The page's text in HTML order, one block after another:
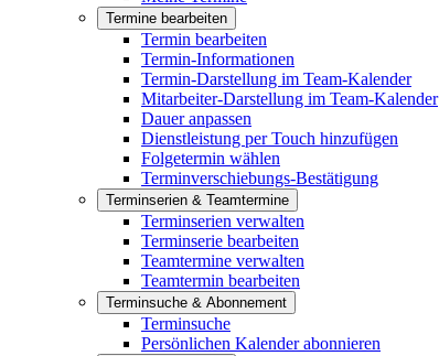
Termine bearbeiten
Termin bearbeiten
Termin-Informationen
Termin-Darstellung im Team-Kalender
Mitarbeiter-Darstellung im Team-Kalender
Dauer anpassen
Dienstleistung per Touch hinzufügen
Folgetermin wählen
Terminverschiebungs-Bestätigung
Terminserien & Teamtermine
Terminserien verwalten
Terminserie bearbeiten
Teamtermine verwalten
Teamtermin bearbeiten
Terminsuche & Abonnement
Terminsuche
Persönlichen Kalender abonnieren